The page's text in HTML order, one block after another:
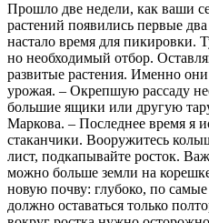
Прошло две недели, как ваши
растений появились первые
настало время для пикировки.
но необходимый отбор.
развитые растения. Именно
урожая. – Окрепшую рассаду
большие ящики или другую
Маркова. – Последнее время я
стаканчики. Вооружитесь
лист, подкапывайте росток.
можно больше земли на
новую почву: глубоко, по
должно оставаться только